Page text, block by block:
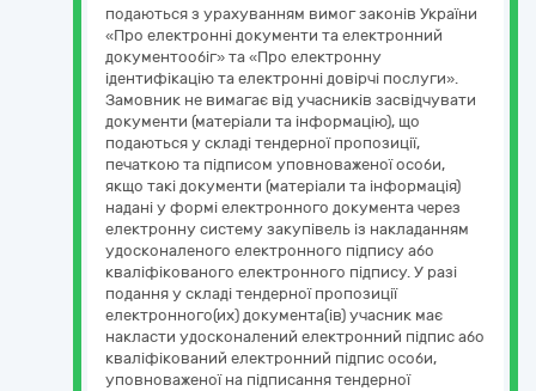
подаються з урахуванням вимог законів України
«Про електронні документи та електронний
документообіг» та «Про електронну
ідентифікацію та електронні довірчі послуги».
Замовник не вимагає від учасників засвідчувати
документи (матеріали та інформацію), що
подаються у складі тендерної пропозиції,
печаткою та підписом уповноваженої особи,
якщо такі документи (матеріали та інформація)
надані у формі електронного документа через
електронну систему закупівель із накладанням
удосконаленого електронного підпису або
кваліфікованого електронного підпису. У разі
подання у складі тендерної пропозиції
електронного(их) документа(ів) учасник має
накласти удосконалений електронний підпис або
кваліфікований електронний підпис особи,
уповноваженої на підписання тендерної